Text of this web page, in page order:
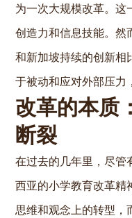
为一次大规模改革。这
创造力和信息技能。然
和新加坡持续的创新相
于被动和应对外部压力
改革的本质
断裂
在过去的几年里，尽管
西亚的小学教育改革精
思维和观念上的转型，